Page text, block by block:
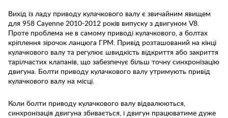
Вихід із ладу приводу кулачкового валу є звичайним явищем
для 958 Cayenne 2010-2012 років випуску з двигуном V8.
Проте проблема не в самому приводі кулачкового, а болтах
кріплення зірочок ланцюга ГРМ. Привід розташований на кінці
кулачкового валу та регулює швидкість відкриття або закриття
тарілчастих клапанів, що забезпечує більш точну синхронізацію
двигуна. Болти приводу кулачкового валу утримують привід
кулачкового валу на місці.
Коли болти приводу кулачкового валу відвалюються,
синхронізація двигуна збивається, і двигун працюватиме дуже